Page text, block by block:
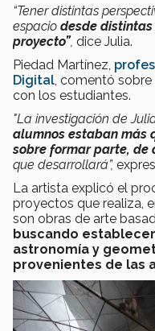
“Tener distintas
espacio desde
proyecto”, dice Julia.
Piedad Martínez,
Digital, comentó
con los estudiantes.
"La investigación de
alumnos estaban más
sobre formar parte, de
que desarrollará”,
La artista explicó el
proyectos que realiza,
son obras de arte
buscando
astronomía y
provenientes de las